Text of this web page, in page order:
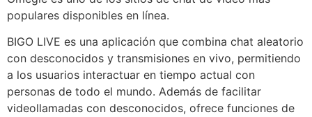
populares disponibles en línea.
BIGO LIVE es una aplicación que combina chat aleatorio
con desconocidos y transmisiones en vivo, permitiendo
a los usuarios interactuar en tiempo actual con
personas de todo el mundo. Además de facilitar
videollamadas con desconocidos, ofrece funciones de